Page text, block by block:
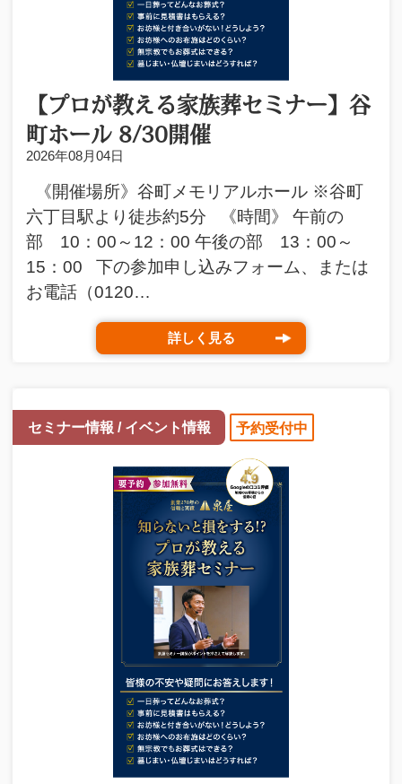
【プロが教える家族葬セミナー】谷
町ホール 8/30開催
2026年08月04日
《開催場所》谷町メモリアルホール ※谷町
六丁目駅より徒歩約5分 《時間》 午前の
部 10：00～12：00 午後の部 13：00～
15：00 下の参加申し込みフォーム、または
お電話（0120…
詳しく見る
セミナー情報 / イベント情報 予約受付中